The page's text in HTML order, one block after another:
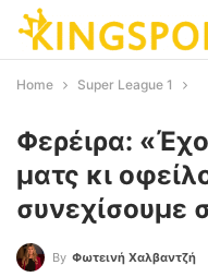
Home Super League 1
Φερέιρα:
ματς κι
συνεχίσουμε
By Φωτεινή Χαλβαντζή